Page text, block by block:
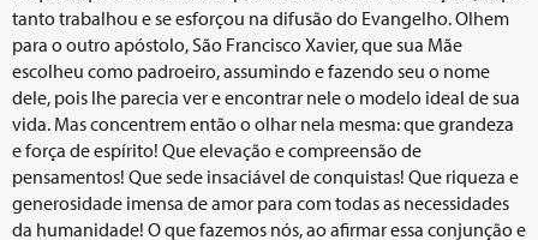
tanto trabalhou e se esforçou na difusão do Evangelho. Olhem
para o outro apóstolo, São Francisco Xavier, que sua Mãe
escolheu como padroeiro, assumindo e fazendo seu o nome
dele, pois lhe parecia ver e encontrar nele o modelo ideal de sua
vida. Mas concentrem então o olhar nela mesma: que grandeza
e força de espírito! Que elevação e compreensão de
pensamentos! Que sede insaciável de conquistas! Que riqueza e
generosidade imensa de amor para com todas as necessidades
da humanidade! O que fazemos nós, ao afirmar essa conjunção e